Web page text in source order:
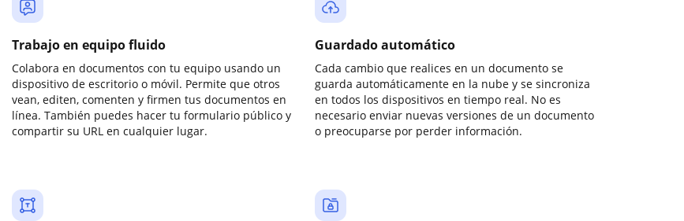
Trabajo en equipo fluido
Colabora en documentos con tu equipo usando un
dispositivo de escritorio o móvil. Permite que otros
vean, editen, comenten y firmen tus documentos en
línea. También puedes hacer tu formulario público y
compartir su URL en cualquier lugar.
Guardado automático
Cada cambio que realices en un documento se
guarda automáticamente en la nube y se sincroniza
en todos los dispositivos en tiempo real. No es
necesario enviar nuevas versiones de un documento
o preocuparse por perder información.